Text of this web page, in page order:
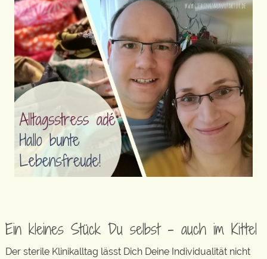
Ein kleines Stück Du selbst – auch im Kittel
Der sterile Klinikalltag lässt Dich Deine Individualität nicht